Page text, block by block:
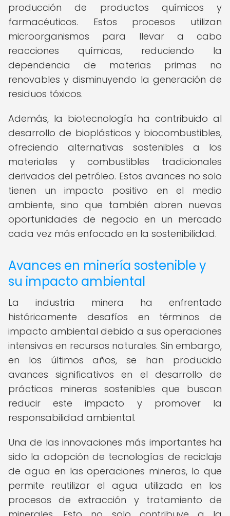
producción de productos químicos y
farmacéuticos. Estos procesos utilizan
microorganismos para llevar a cabo
reacciones químicas, reduciendo la
dependencia de materias primas no
renovables y disminuyendo la generación de
residuos tóxicos.
Además, la biotecnología ha contribuido al
desarrollo de bioplásticos y biocombustibles,
ofreciendo alternativas sostenibles a los
materiales y combustibles tradicionales
derivados del petróleo. Estos avances no solo
tienen un impacto positivo en el medio
ambiente, sino que también abren nuevas
oportunidades de negocio en un mercado
cada vez más enfocado en la sostenibilidad.
Avances en minería sostenible y
su impacto ambiental
La industria minera ha enfrentado
históricamente desafíos en términos de
impacto ambiental debido a sus operaciones
intensivas en recursos naturales. Sin embargo,
en los últimos años, se han producido
avances significativos en el desarrollo de
prácticas mineras sostenibles que buscan
reducir este impacto y promover la
responsabilidad ambiental.
Una de las innovaciones más importantes ha
sido la adopción de tecnologías de reciclaje
de agua en las operaciones mineras, lo que
permite reutilizar el agua utilizada en los
procesos de extracción y tratamiento de